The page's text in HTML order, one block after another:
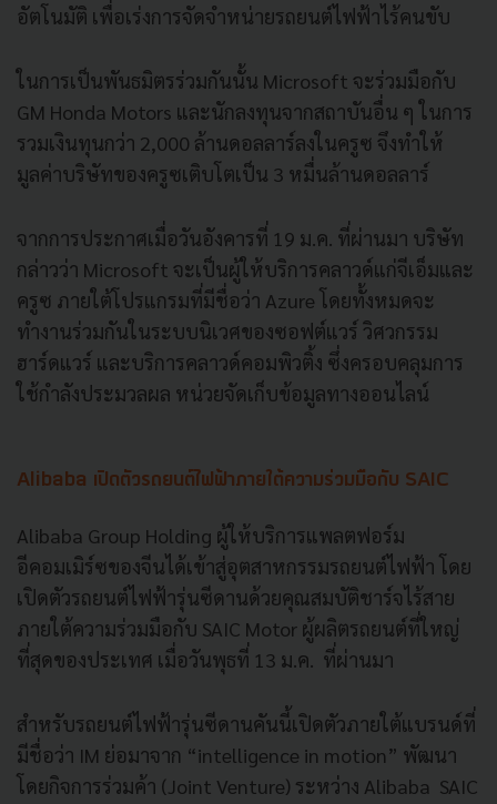
อัตโนมัติ เพื่อเร่งการจัดจำหน่ายรถยนต์ไฟฟ้าไร้คนขับ
ในการเป็นพันธมิตรร่วมกันนั้น Microsoft จะร่วมมือกับ
GM Honda Motors และนักลงทุนจากสถาบันอื่น ๆ ในการ
รวมเงินทุนกว่า 2,000 ล้านดอลลาร์ลงในครูซ จึงทำให้
มูลค่าบริษัทของครูซเติบโตเป็น 3 หมื่นล้านดอลลาร์
จากการประกาศเมื่อวันอังคารที่ 19 ม.ค. ที่ผ่านมา บริษัท
กล่าวว่า Microsoft จะเป็นผู้ให้บริการคลาวด์แก่จีเอ็มและ
ครูซ ภายใต้โปรแกรมที่มีชื่อว่า Azure โดยทั้งหมดจะ
ทำงานร่วมกันในระบบนิเวศของซอฟต์แวร์ วิศวกรรม
ฮาร์ดแวร์ และบริการคลาวด์คอมพิวติ้ง ซึ่งครอบคลุมการ
ใช้กำลังประมวลผล หน่วยจัดเก็บข้อมูลทางออนไลน์
Alibaba เปิดตัวรถยนต์ไฟฟ้าภายใต้ความร่วมมือกับ SAIC
Alibaba Group Holding ผู้ให้บริการแพลตฟอร์ม
อีคอมเมิร์ซของจีนได้เข้าสู่อุตสาหกรรมรถยนต์ไฟฟ้า โดย
เปิดตัวรถยนต์ไฟฟ้ารุ่นซีดานด้วยคุณสมบัติชาร์จไร้สาย
ภายใต้ความร่วมมือกับ SAIC Motor ผู้ผลิตรถยนต์ที่ใหญ่
ที่สุดของประเทศ เมื่อวันพุธที่ 13 ม.ค. ที่ผ่านมา
สำหรับรถยนต์ไฟฟ้ารุ่นซีดานคันนี้เปิดตัวภายใต้แบรนด์ที่
มีชื่อว่า IM ย่อมาจาก “intelligence in motion” พัฒนา
โดยกิจการร่วมค้า (Joint Venture) ระหว่าง Alibaba SAIC